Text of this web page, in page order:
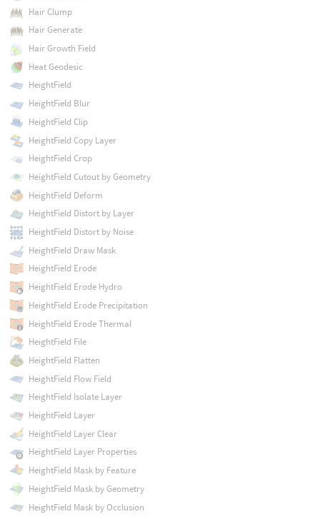
Hair Clump
Hair Generate
Hair Growth Field
Heat Geodesic
HeightField
HeightField Blur
HeightField Clip
HeightField Copy Layer
HeightField Crop
HeightField Cutout by Geometry
HeightField Deform
HeightField Distort by Layer
HeightField Distort by Noise
HeightField Draw Mask
HeightField Erode
HeightField Erode Hydro
HeightField Erode Precipitation
HeightField Erode Thermal
HeightField File
HeightField Flatten
HeightField Flow Field
HeightField Isolate Layer
HeightField Layer
HeightField Layer Clear
HeightField Layer Properties
HeightField Mask by Feature
HeightField Mask by Geometry
HeightField Mask by Occlusion